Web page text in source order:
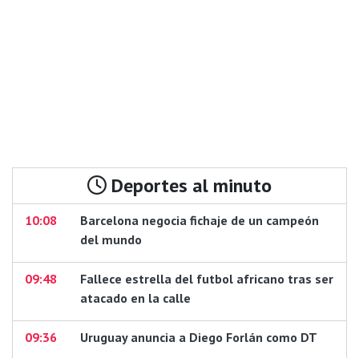
Deportes al minuto
10:08
Barcelona negocia fichaje de un campeón
del mundo
09:48
Fallece estrella del futbol africano tras ser
atacado en la calle
09:36 Uruguay anuncia a Diego Forlán como DT